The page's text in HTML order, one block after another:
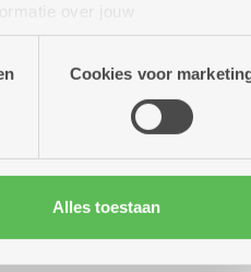
over jouw
partners kunnen deze
Cookies voor
Alles toestaan